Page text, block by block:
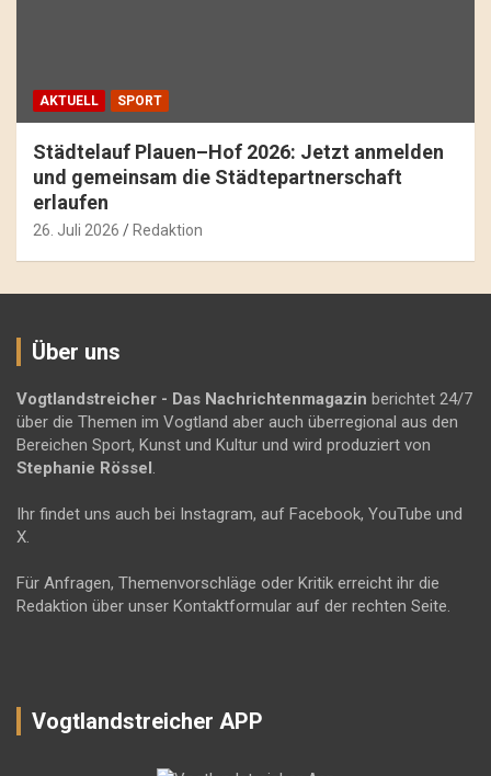
AKTUELL SPORT
Städtelauf Plauen–Hof 2026: Jetzt anmelden
und gemeinsam die Städtepartnerschaft
erlaufen
26. Juli 2026 Redaktion
Über uns
Vogtlandstreicher - Das Nachrichtenmagazin berichtet 24/7
über die Themen im Vogtland aber auch überregional aus den
Bereichen Sport, Kunst und Kultur und wird produziert von
Stephanie Rössel.
Ihr findet uns auch bei Instagram, auf Facebook, YouTube und
X.
Für Anfragen, Themenvorschläge oder Kritik erreicht ihr die
Redaktion über unser Kontaktformular auf der rechten Seite.
Vogtlandstreicher APP